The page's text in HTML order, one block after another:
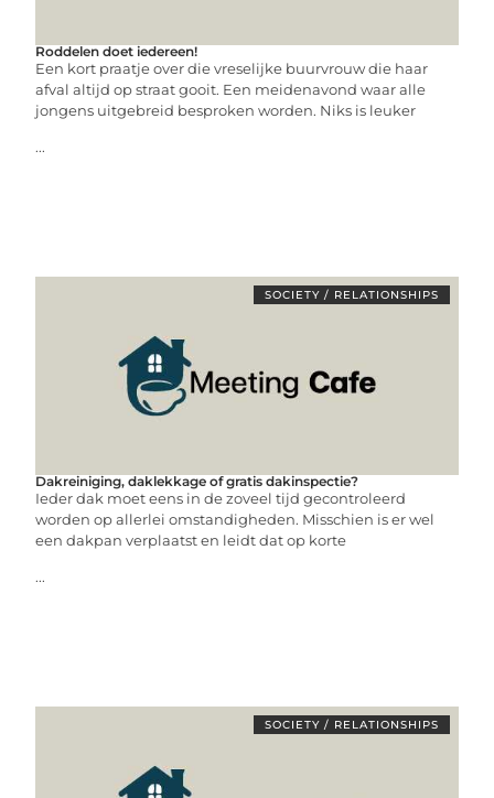
Roddelen doet iedereen!
Een kort praatje over die vreselijke buurvrouw die haar
afval altijd op straat gooit. Een meidenavond waar alle
jongens uitgebreid besproken worden. Niks is leuker
...
SOCIETY / RELATIONSHIPS
Dakreiniging, daklekkage of gratis dakinspectie?
Ieder dak moet eens in de zoveel tijd gecontroleerd
worden op allerlei omstandigheden. Misschien is er wel
een dakpan verplaatst en leidt dat op korte
...
SOCIETY / RELATIONSHIPS